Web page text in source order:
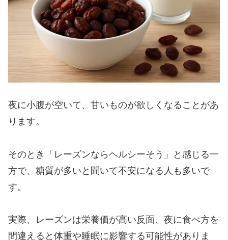
夜に小腹が空いて、甘いものが欲しくなることがあ
ります。
そのとき「レーズンならヘルシーそう」と感じる一
方で、糖質が多いと聞いて不安になる人も多いで
す。
実際、レーズンは栄養価が高い反面、夜に食べ方を
間違えると体重や睡眠に影響する可能性がありま